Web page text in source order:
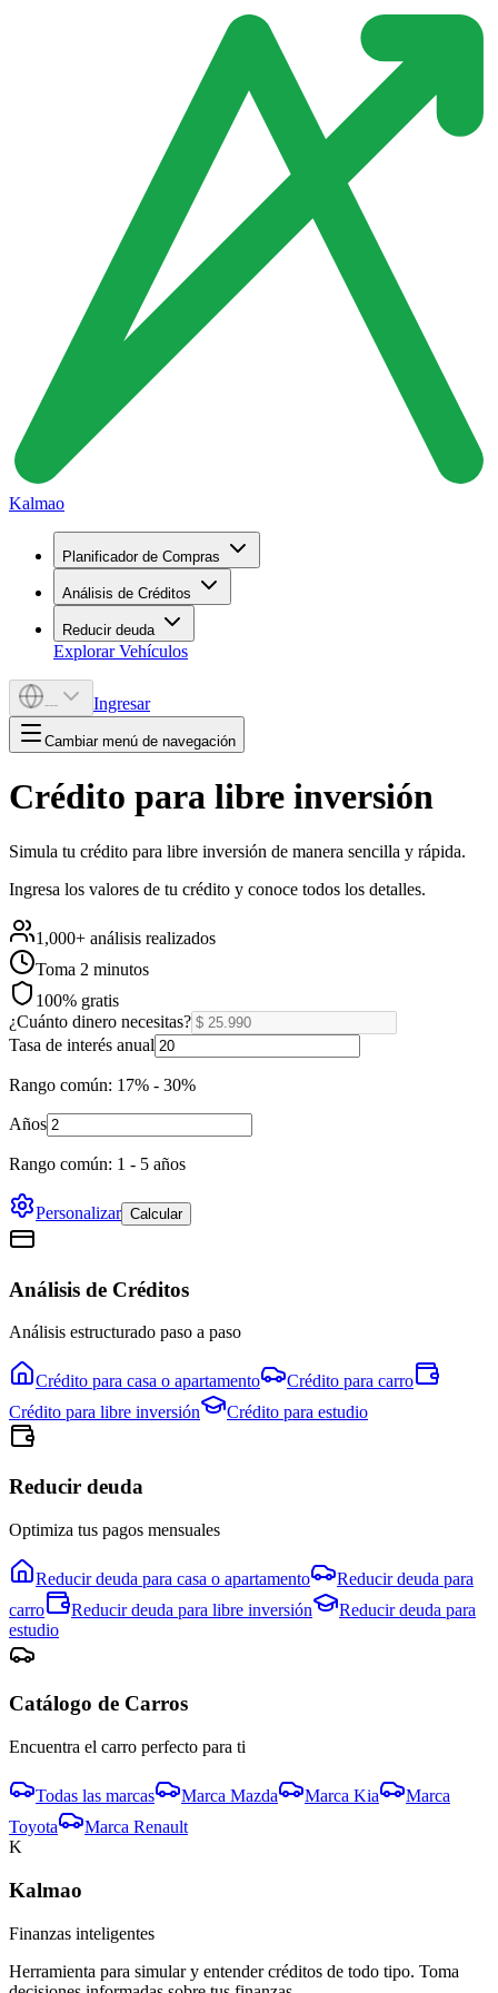
Kalmao
Planificador de Compras
Análisis de Créditos
Reducir deuda
Explorar Vehículos
--- Ingresar
Cambiar menú de navegación
Crédito para libre inversión
Simula tu crédito para libre inversión de manera sencilla y rápida.
Ingresa los valores de tu crédito y conoce todos los detalles.
1,000+ análisis realizados
Toma 2 minutos
100% gratis
¿Cuánto dinero necesitas?
Tasa de interés anual
Rango común: 17% - 30%
Años
Rango común: 1 - 5 años
Personalizar Calcular
Análisis de Créditos
Análisis estructurado paso a paso
Crédito para casa o apartamento Crédito para carro
Crédito para libre inversión Crédito para estudio
Reducir deuda
Optimiza tus pagos mensuales
Reducir deuda para casa o apartamento
Reducir deuda para
carro
Reducir deuda para libre inversión
Reducir deuda para
estudio
Catálogo de Carros
Encuentra el carro perfecto para ti
Todas las marcas Marca Mazda Marca Kia
Marca
Toyota
Marca Renault
K
Kalmao
Finanzas inteligentes
Herramienta para simular y entender créditos de todo tipo. Toma